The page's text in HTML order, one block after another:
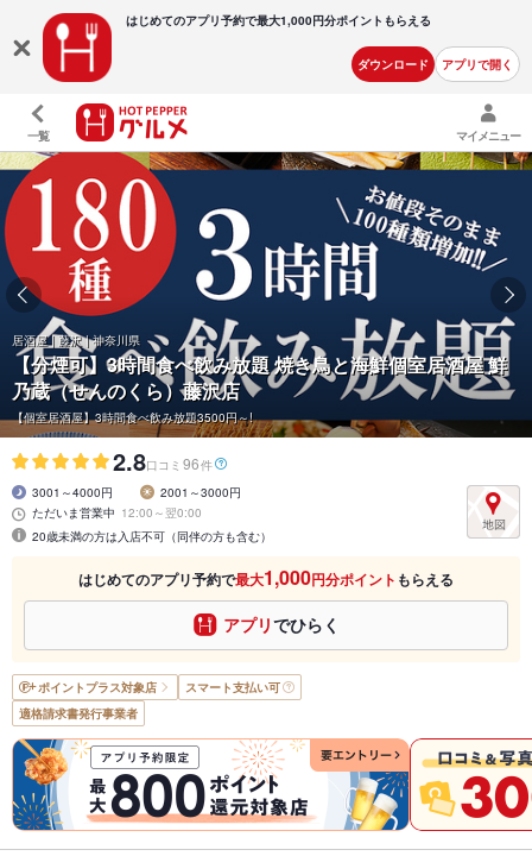
はじめてのアプリ予約で最大1,000円分ポイントもらえる
ダウンロード アプリで開く
一覧 マイメニュー
居酒屋 | 藤沢 | 神奈川県
【分煙可】3時間食べ飲み放題 焼き鳥と海鮮個室居酒屋 鮮
乃蔵（せんのくら）藤沢店
【個室居酒屋】3時間食べ飲み放題3500円～!
2.8口コミ 96件
3001～4000円
2001～3000円
ただいま営業中 12:00～翌0:00
20歳未満の方は入店不可（同伴の方も含む）
はじめてのアプリ予約で最大1,000円分ポイント もらえる
アプリでひらく
ポイントプラス対象店
スマート支払い可
適格請求書発行事業者